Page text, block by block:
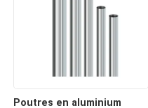
Poutres en aluminium